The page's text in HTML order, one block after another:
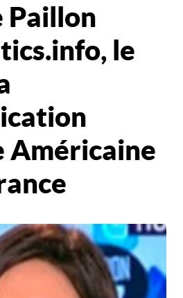
le
Américaine